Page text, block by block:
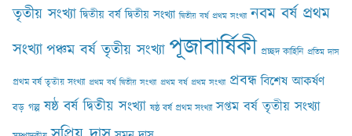
তৃতীয় সংখ্যা দ্বিতীয় বর্ষ দ্বিতীয় সংখ্যা দ্বিতীয় বর্ষ প্রথম সংখ্যা নবম বর্ষ প্রথম
সংখ্যাপঞ্চম বর্ষ তৃতীয় সংখ্যা পূজাবার্ষিকী প্রচ্ছদ কাহিনি প্রতিম দাস
প্রথম বর্ষ তৃতীয় সংখ্যা প্রথম বর্ষ দ্বিতীয় সংখ্যা প্রথম বর্ষ প্রথম সংখ্যা প্রবন্ধ বিশেষ আকর্ষণ
বড় গল্প ষষ্ঠ বর্ষ দ্বিতীয় সংখ্যা ষষ্ঠ বর্ষ প্রথম সংখ্যা সপ্তম বর্ষ তৃতীয় সংখ্যা